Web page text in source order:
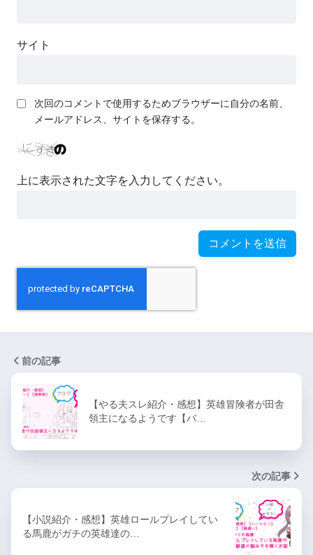
サイト
次回のコメントで使用するためブラウザーに自分の名前、
メールアドレス、サイトを保存する。
上に表示された文字を入力してください。
前の記事
【やる夫スレ紹介・感想】英雄冒険者が田舎
領主になるようです【バ…
次の記事
【小説紹介・感想】英雄ロールプレイしてい
る馬鹿がガチの英雄達の…